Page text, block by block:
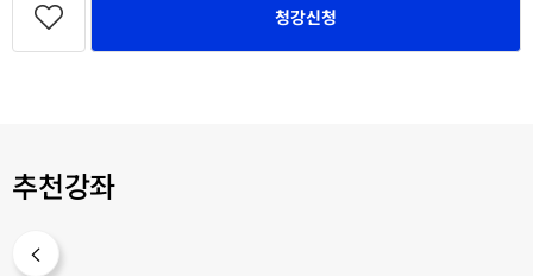
등
청강신청
추천강좌